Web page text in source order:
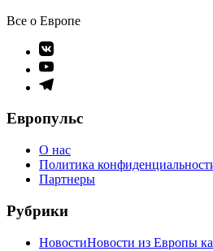
Все о Европе
Элемент
меню
Элемент
меню
Элемент
Европульс
О нас
Политика
Партнеры
Рубрики
НовостиНовости из Европы